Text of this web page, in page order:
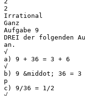
2
Irrational
Ganz
Aufgabe 9
DREI der folgenden
an.
√
a) 9 + 36 = 3 + 6
√
b) 9 &middot; 36 = 3
p
c) 9/36 = 1/2